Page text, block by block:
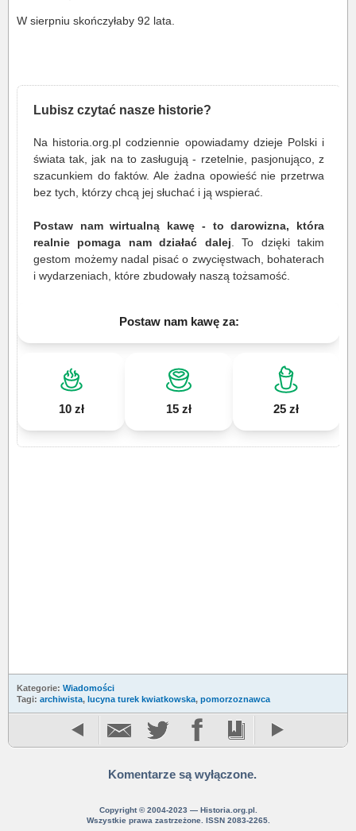
W sierpniu skończyłaby 92 lata.
Lubisz czytać nasze historie?
Na historia.org.pl codziennie opowiadamy dzieje Polski i
świata tak, jak na to zasługują - rzetelnie, pasjonująco, z
szacunkiem do faktów. Ale żadna opowieść nie przetrwa
bez tych, którzy chcą jej słuchać i ją wspierać.
Postaw nam wirtualną kawę - to darowizna, która
realnie pomaga nam działać dalej . To dzięki takim
gestom możemy nadal pisać o zwycięstwach, bohaterach
i wydarzeniach, które zbudowały naszą tożsamość.
Postaw nam kawę za:
10 zł 15 zł 25 zł
Kategorie: Wiadomości
Tagi: archiwista, lucyna turek kwiatkowska, pomorzoznawca
Komentarze są wyłączone.
Copyright © 2004-2023 — Historia.org.pl.
Wszystkie prawa zastrzeżone. ISSN 2083-2265.